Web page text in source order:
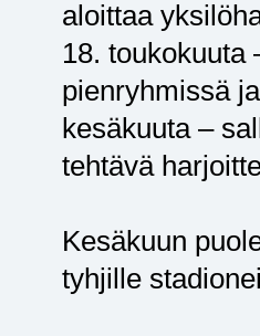
aloittaa
18. toukokuuta
pienryhmissä
kesäkuuta –
tehtävä
Kesäkuun
tyhjille